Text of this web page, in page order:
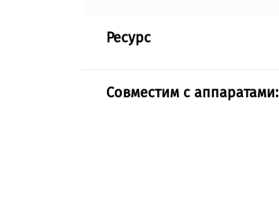
Ресурс
Совместим с аппаратами: